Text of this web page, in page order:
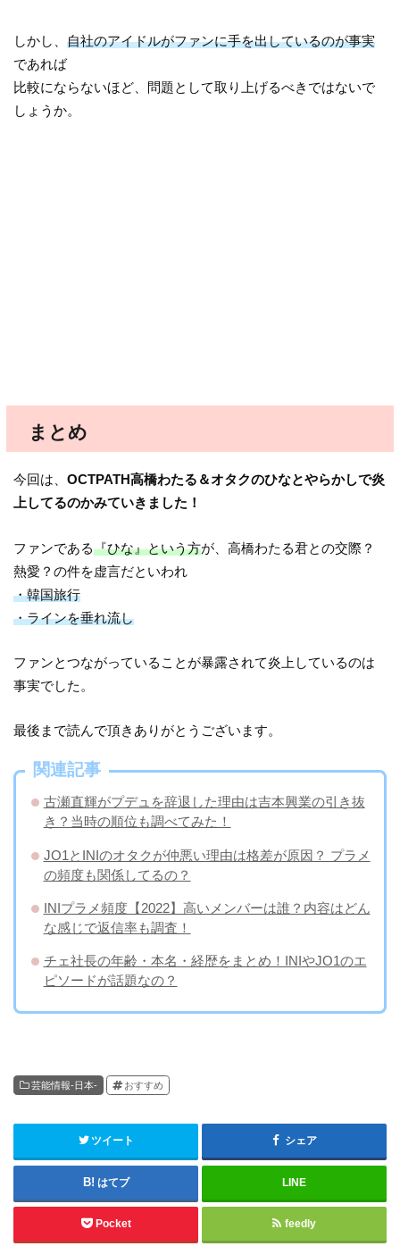
しかし、自社のアイドルがファンに手を出しているのが事実
であれば
比較にならないほど、問題として取り上げるべきではないで
しょうか。
まとめ
今回は、OCTPATH高橋わたる＆オタクのひなとやらかしで炎
上してるのかみていきました！
ファンである『ひな』という方が、高橋わたる君との交際？
熱愛？の件を虚言だといわれ
・韓国旅行
・ラインを垂れ流し
ファンとつながっていることが暴露されて炎上しているのは
事実でした。
最後まで読んで頂きありがとうございます。
関連記事
古瀬直輝がプデュを辞退した理由は吉本興業の引き抜
き？当時の順位も調べてみた！
JO1とINIのオタクが仲悪い理由は格差が原因？ プラメ
の頻度も関係してるの？
INIプラメ頻度【2022】高いメンバーは誰？内容はどん
な感じで返信率も調査！
チェ社長の年齢・本名・経歴をまとめ！INIやJO1のエ
ピソードが話題なの？
芸能情報-日本- おすすめ
ツイート シェア
はてブ LINE
Pocket feedly